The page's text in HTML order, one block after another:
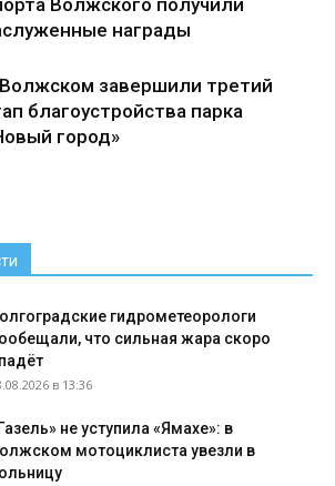
Волжского получили
награды
завершили третий
благоустройства парка
город»
гидрометеорологи
что сильная жара скоро
в 13:36
не уступила «Ямахе»: в
мотоциклиста увезли в